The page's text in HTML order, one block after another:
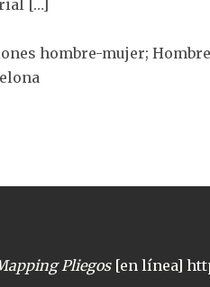
[…]
hombre-mujer;
Pliegos[en línea]